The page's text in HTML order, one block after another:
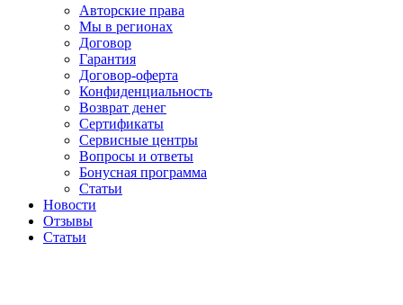
Авторские права
Мы в регионах
Договор
Гарантия
Договор-оферта
Конфиденциальность
Возврат денег
Сертификаты
Сервисные центры
Вопросы и ответы
Бонусная программа
Статьи
Новости
Отзывы
Статьи